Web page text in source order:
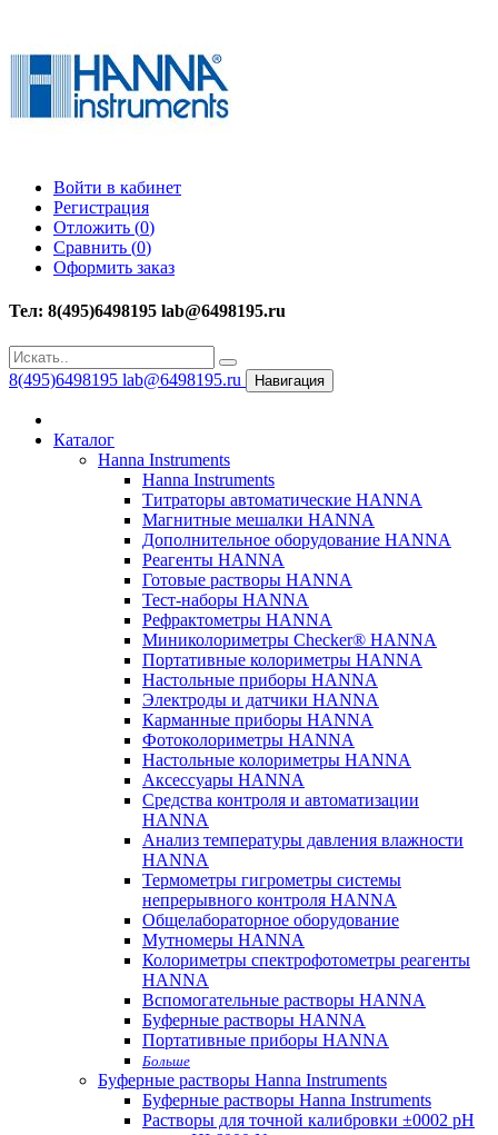
Войти в кабинет
Регистрация
Отложить (0)
Сравнить (0)
Оформить заказ
Тел: 8(495)6498195 lab@6498195.ru
8(495)6498195 lab@6498195.ru Навигация
Каталог
Hanna Instruments
Hanna Instruments
Титраторы автоматические HANNA
Магнитные мешалки HANNA
Дополнительное оборудование HANNA
Реагенты HANNA
Готовые растворы HANNA
Тест-наборы HANNA
Рефрактометры HANNA
Миниколориметры Checker® HANNA
Портативные колориметры HANNA
Настольные приборы HANNA
Электроды и датчики HANNA
Карманные приборы HANNA
Фотоколориметры HANNA
Настольные колориметры HANNA
Аксессуары HANNA
Средства контроля и автоматизации
HANNA
Анализ температуры давления влажности
HANNA
Термометры гигрометры системы
непрерывного контроля HANNA
Общелабораторное оборудование
Мутномеры HANNA
Колориметры спектрофотометры реагенты
HANNA
Вспомогательные растворы HANNA
Буферные растворы HANNA
Портативные приборы HANNA
Больше
Буферные растворы Hanna Instruments
Буферные растворы Hanna Instruments
Растворы для точной калибровки ±0002 pH